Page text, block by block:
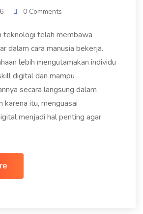
0 Comments
teknologi telah membawa
dalam cara manusia bekerja.
lebih mengutamakan individu
digital dan mampu
secara langsung dalam
karena itu, menguasai
menjadi hal penting agar